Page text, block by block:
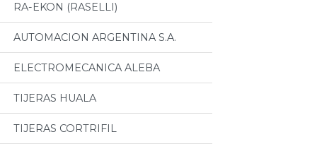
RA-EKON (RASELLI)
AUTOMACION ARGENTINA S.A.
ELECTROMECANICA ALEBA
TIJERAS HUALA
TIJERAS CORTRIFIL